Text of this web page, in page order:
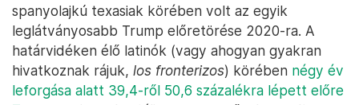
spanyolajkú texasiak körében volt az egyik
leglátványosabb Trump előretörése 2020-ra. A
határvidéken élő latinók (vagy ahogyan gyakran
hivatkoznak rájuk, los fronterizos) körében négy év
leforgása alatt 39,4-ről 50,6 százalékra lépett előre